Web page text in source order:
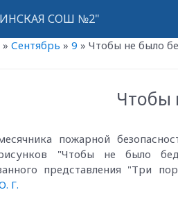
СОШ №2"
» Сентябрь » 9 » Чтобы не было
Чтобы
пожарной
"Чтобы не было
представления "Три
Г.